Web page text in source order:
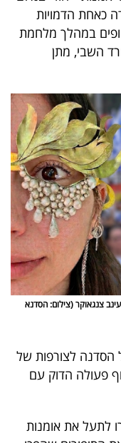
כאחת הדמויות
במהלך מלחמת
השבי, מתן
צנגאוקר (צילום: הסדנא
הסדנה לצורפות של
פעולה הדוק עם
בחרו לתעל את אומנות